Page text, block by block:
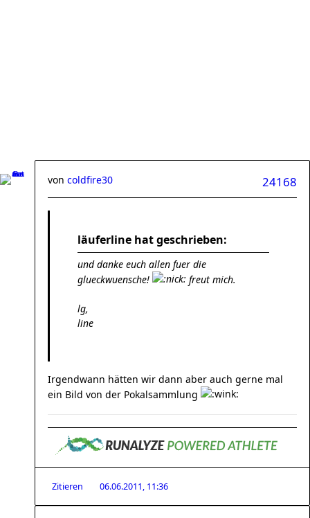
24168
von coldfire30
läuferline hat geschrieben:
und danke euch allen fuer die
glueckwuensche!
freut mich.
lg,
line
Irgendwann hätten wir dann aber auch gerne mal
ein Bild von der Pokalsammlung
Zitieren 06.06.2011, 11:36